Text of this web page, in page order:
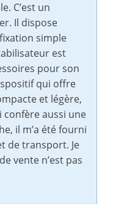
C’est un
Il dispose
simple
est
pour son
qui offre
et légère,
aussi une
il m’a été fourni
de transport. Je
vente n’est pas